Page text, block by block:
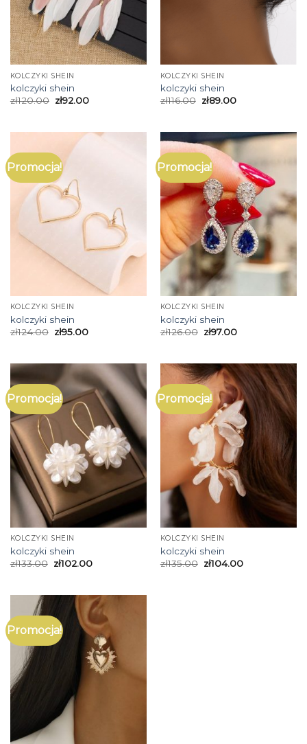
KOLCZYKI SHEIN
kolczyki shein
zł120.00 zł92.00
KOLCZYKI SHEIN
kolczyki shein
zł116.00 zł89.00
Promocja!
KOLCZYKI SHEIN
kolczyki shein
zł124.00 zł95.00
Promocja!
KOLCZYKI SHEIN
kolczyki shein
zł126.00 zł97.00
Promocja!
KOLCZYKI SHEIN
kolczyki shein
zł133.00 zł102.00
Promocja!
KOLCZYKI SHEIN
kolczyki shein
zł135.00 zł104.00
Promocja!